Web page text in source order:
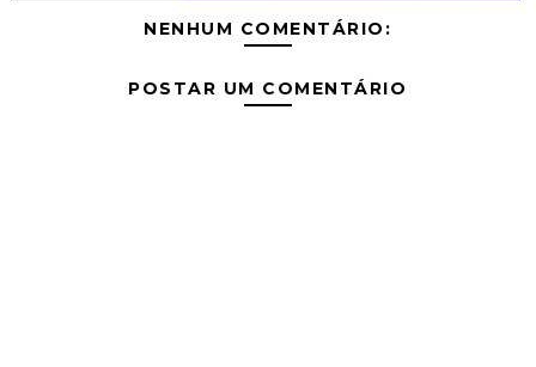
NENHUM COMENTÁRIO:
POSTAR UM COMENTÁRIO